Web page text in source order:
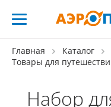
Главная Каталог
Товары для
Набор